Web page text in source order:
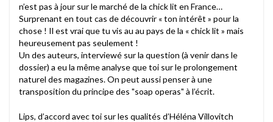
n’est pas à jour sur le marché de la chick lit en France…
Surprenant en tout cas de découvrir « ton intérêt » pour la
chose ! Il est vrai que tu vis au au pays de la « chick lit » mais
heureusement pas seulement !
Un des auteurs, interviewé sur la question (à venir dans le
dossier) a eu la même analyse que toi sur le prolongement
naturel des magazines. On peut aussi penser à une
transposition du principe des "soap operas" à l’écrit.
Lips, d’accord avec toi sur les qualités d’Héléna Villovitch